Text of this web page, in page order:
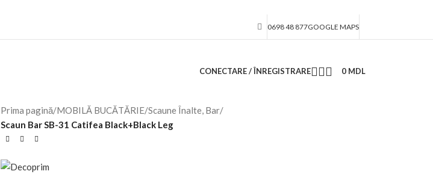
0698 48 877GOOGLE MAPS
CONECTARE / ÎNREGISTRARE 0 MDL
Prima pagină/MOBILĂ BUCĂTĂRIE/Scaune Înalte, Bar/
Scaun Bar SB-31 Catifea Black+Black Leg